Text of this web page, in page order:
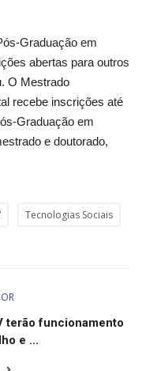
Graduação em
abertas para outros
O Mestrado
recebe inscrições até
Graduação em
e doutorado,
Tecnologias Sociais
terão funcionamento
e ...